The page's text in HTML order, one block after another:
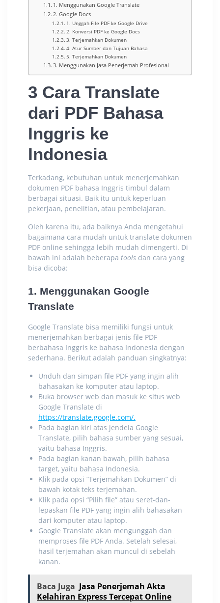
1. Menggunakan Google Translate
2. Google Docs
1. Unggah File PDF ke Google Drive
2. Konversi PDF ke Google Docs
3. Terjemahkan Dokumen
4. Atur Sumber dan Tujuan Bahasa
5. Terjemahkan Dokumen
3. Menggunakan Jasa Penerjemah Profesional
3 Cara Translate
dari PDF Bahasa
Inggris ke
Indonesia
Terkadang, kebutuhan untuk menerjemahkan
dokumen PDF bahasa Inggris timbul dalam
berbagai situasi. Baik itu untuk keperluan
pekerjaan, penelitian, atau pembelajaran.
Oleh karena itu, ada baiknya Anda mengetahui
bagaimana cara mudah untuk translate dokumen
PDF online sehingga lebih mudah dimengerti. Di
bawah ini adalah beberapa tools dan cara yang
bisa dicoba:
1. Menggunakan Google
Translate
Google Translate bisa memiliki fungsi untuk
menerjemahkan berbagai jenis file PDF
berbahasa Inggris ke bahasa Indonesia dengan
sederhana. Berikut adalah panduan singkatnya:
Unduh dan simpan file PDF yang ingin alih
bahasakan ke komputer atau laptop.
Buka browser web dan masuk ke situs web
Google Translate di
https://translate.google.com/.
Pada bagian kiri atas jendela Google
Translate, pilih bahasa sumber yang sesuai,
yaitu bahasa Inggris.
Pada bagian kanan bawah, pilih bahasa
target, yaitu bahasa Indonesia.
Klik pada opsi “Terjemahkan Dokumen” di
bawah kotak teks terjemahan.
Klik pada opsi “Pilih file” atau seret-dan-
lepaskan file PDF yang ingin alih bahasakan
dari komputer atau laptop.
Google Translate akan mengunggah dan
memproses file PDF Anda. Setelah selesai,
hasil terjemahan akan muncul di sebelah
kanan.
Baca Juga Jasa Penerjemah Akta
Kelahiran Express Tercepat Online